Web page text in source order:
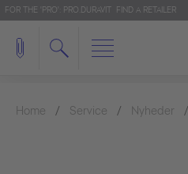
FOR THE 'PRO': PRO.DURAVIT FIND A RETAILER
Home Service Nyheder